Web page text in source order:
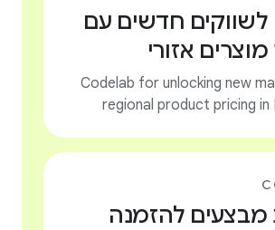
לשווקים חדשים עם
אזורי
Codelab for unlocking new
regional product pricing in
מבצעים להזמנה